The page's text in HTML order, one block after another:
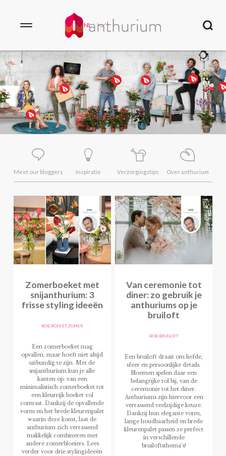
NL
Meet our bloggers Inspiratie Verzorgingstips Over anthurium
Zomerboeket met
snijanthurium: 3
frisse styling ideeën
BOB, BOEKET,ZOMER
Een zomerboeket mag
opvallen, maar hoeft niet altijd
uitbundig te zijn. Met de
snijanthurium kun je alle
kanten op: van een
minimalistisch zomerboeket tot
een kleurrijk boeket vol
contrast. Dankzij de opvallende
vorm en het brede kleurenpalet
waarin deze komt, laat de
anthurium zich verrassend
makkelijk combineren met
andere zomerbloeiers. Lees
verder voor drie stylingideeën
Van ceremonie tot
diner: zo gebruik je
anthuriums op je
bruiloft
BOB, BRUILOFT
Een bruiloft draait om liefde,
sfeer en persoonlijke details.
Bloemen spelen daar een
belangrijke rol bij, van de
ceremonie tot het diner.
Anthuriums zijn hiervoor een
verrassend veelzijdige keuze.
Dankzij hun elegante vorm,
lange houdbaarheid en brede
kleurenpalet passen ze perfect
in verschillende
bruiloftsthema’s!